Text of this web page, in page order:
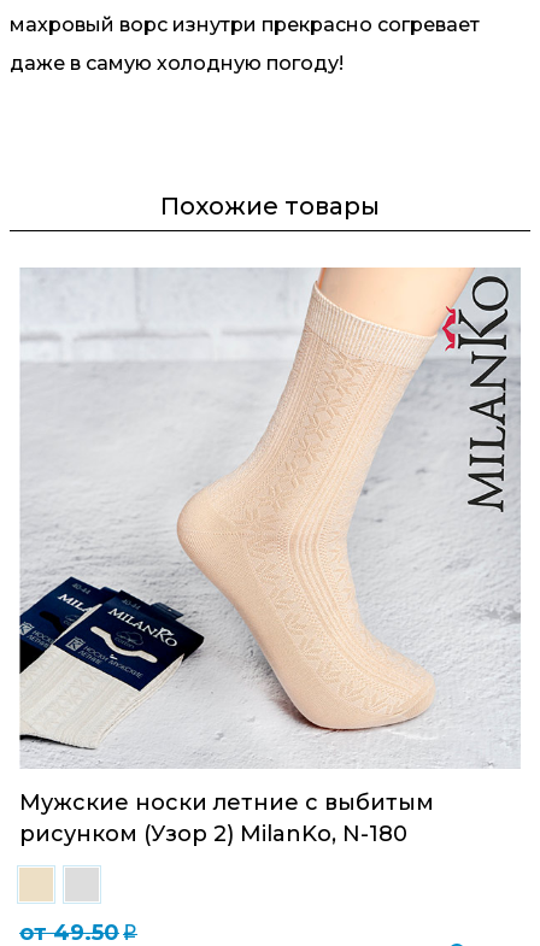
махровый ворс изнутри прекрасно согревает
даже в самую холодную погоду!
Похожие товары
Мужские носки летние с выбитым
рисунком (Узор 2) MilanKo, N-180
от 49.50q